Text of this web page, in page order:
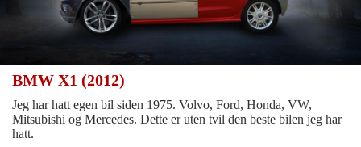
BMW X1 (2012)
Jeg har hatt egen bil siden 1975. Volvo, Ford, Honda, VW,
Mitsubishi og Mercedes. Dette er uten tvil den beste bilen jeg har
hatt.